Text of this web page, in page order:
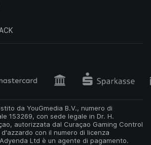
da YouGmedia B.V., numero di
153269, con sede legale in Dr. H.
autorizzata dal Curaçao Gaming Control
con il numero di licenza
Ltd è un agente di pagamento.